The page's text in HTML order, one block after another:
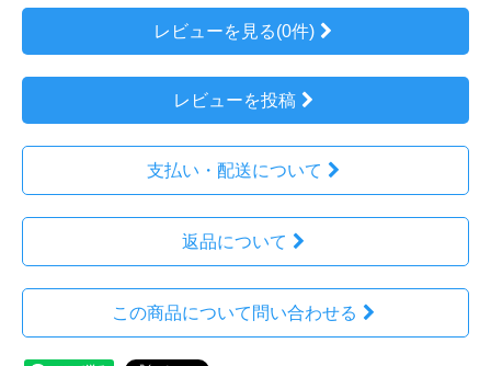
レビューを見る(0件)
レビューを投稿
支払い・配送について
返品について
この商品について問い合わせる